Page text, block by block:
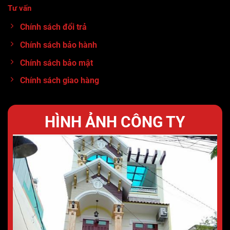
Tư vấn
Chính sách đổi trả
Chính sách bảo hành
Chính sách bảo mật
Chính sách giao hàng
HÌNH ẢNH CÔNG TY